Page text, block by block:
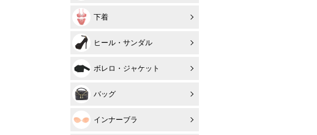
下着
ヒール・サンダル
ボレロ・ジャケット
バッグ
インナーブラ